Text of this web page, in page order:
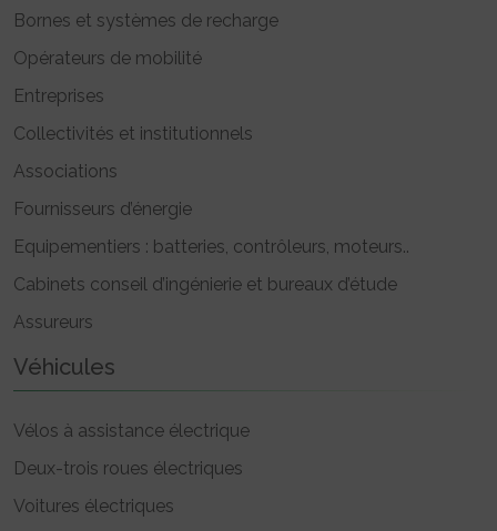
Bornes et systèmes de recharge
Opérateurs de mobilité
Entreprises
Collectivités et institutionnels
Associations
Fournisseurs d’énergie
Equipementiers : batteries, contrôleurs, moteurs..
Cabinets conseil d’ingénierie et bureaux d’étude
Assureurs
Véhicules
Vélos à assistance électrique
Deux-trois roues électriques
Voitures électriques